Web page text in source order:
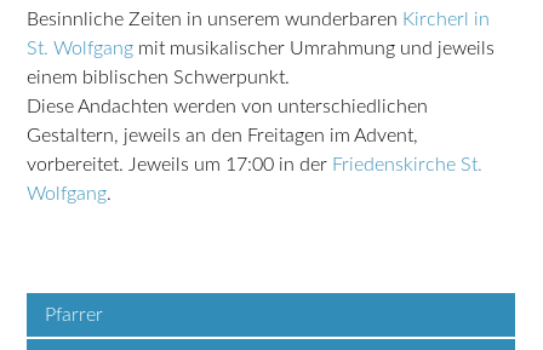
Besinnliche Zeiten in unserem wunderbaren Kircherl in
St. Wolfgang mit musikalischer Umrahmung und jeweils
einem biblischen Schwerpunkt.
Diese Andachten werden von unterschiedlichen
Gestaltern, jeweils an den Freitagen im Advent,
vorbereitet. Jeweils um 17:00 in der Friedenskirche St.
Wolfgang.
Pfarrer